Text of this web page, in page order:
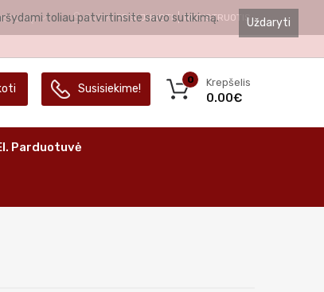
SVEIKI PRISIJUNGTI REGISTRUOTIS
Krepšelis
0
0.00€
Susisiekime!
Parduotuvė
Uždaryti
toliau patvirtinsite savo sutikimą.